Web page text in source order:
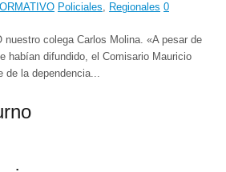
Policiales, Regionales 0
colega Carlos Molina. «A pesar de
habían difundido, el Comisario Mauricio
de la dependencia...